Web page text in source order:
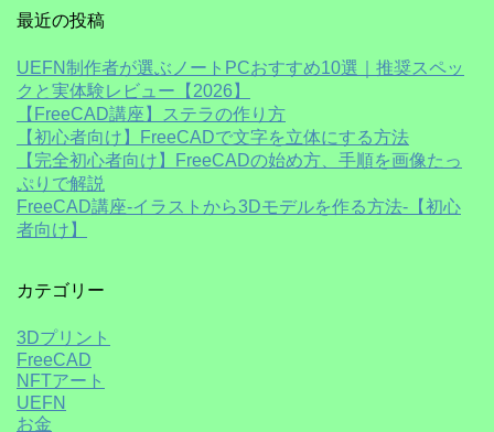
最近の投稿
UEFN制作者が選ぶノートPCおすすめ10選｜推奨スペッ
クと実体験レビュー【2026】
【FreeCAD講座】ステラの作り方
【初心者向け】FreeCADで文字を立体にする方法
【完全初心者向け】FreeCADの始め方、手順を画像たっ
ぷりで解説
FreeCAD講座-イラストから3Dモデルを作る方法-【初心
者向け】
カテゴリー
3Dプリント
FreeCAD
NFTアート
UEFN
お金